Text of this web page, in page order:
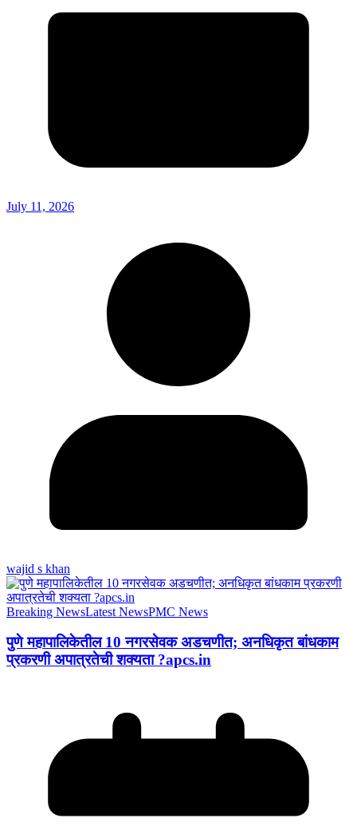
July 11, 2026
wajid s khan
Breaking NewsLatest NewsPMC News
पुणे महापालिकेतील 10 नगरसेवक अडचणीत; अनधिकृत बांधकाम
प्रकरणी अपात्रतेची शक्यता ?apcs.in